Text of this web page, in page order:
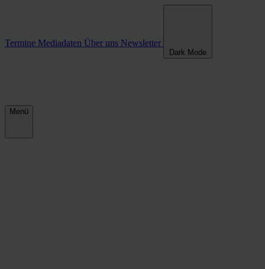
Termine Mediadaten Über uns Newsletter
Dark Mode
Menü